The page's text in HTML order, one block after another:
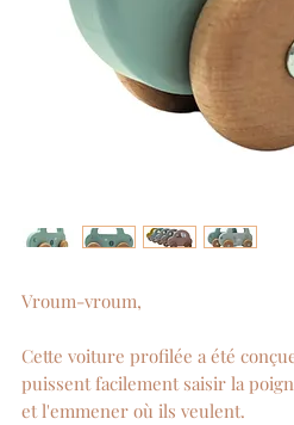
Vroum-vroum,
Cette voiture profilée a été
puissent facilement saisir la
et l'emmener où ils veulent.